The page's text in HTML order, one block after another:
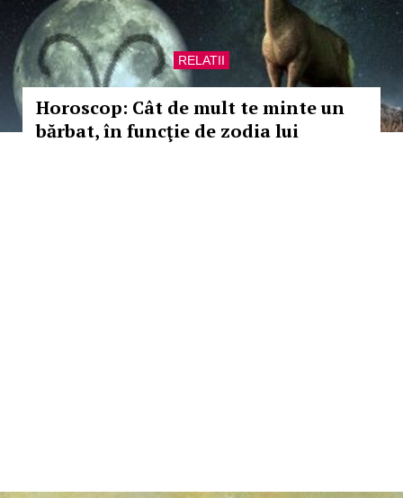
RELATII
Horoscop: Cât de mult te minte un
bărbat, în funcţie de zodia lui